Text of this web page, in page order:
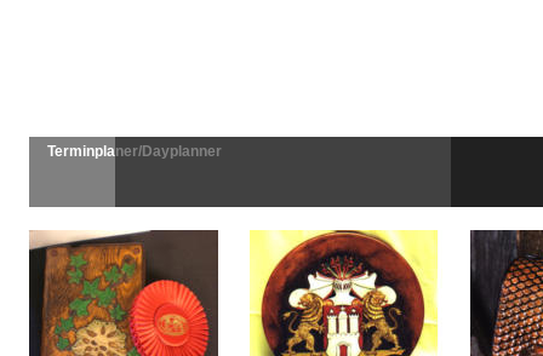
Terminplaner/Dayplanner
Wandbilde/PicturesTaschen/Bags